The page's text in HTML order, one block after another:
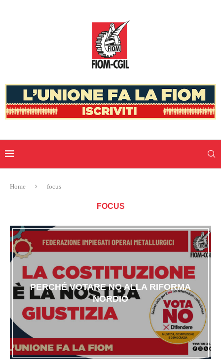
Home focus
FOCUS
PERCHÉ VOTARE NO ALLA RIFORMA
NORDIO